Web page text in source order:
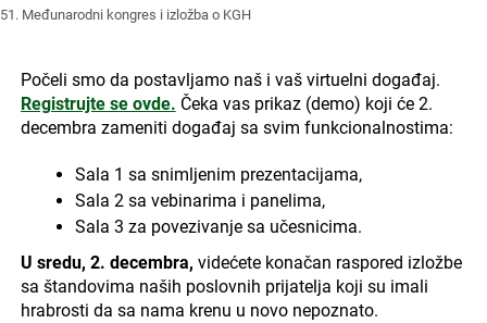
51. Međunarodni kongres i izložba o KGH
Počeli smo da postavljamo naš i vaš virtuelni događaj.
Registrujte se ovde. Čeka vas prikaz (demo) koji će 2.
decembra zameniti događaj sa svim funkcionalnostima:
Sala 1 sa snimljenim prezentacijama,
Sala 2 sa vebinarima i panelima,
Sala 3 za povezivanje sa učesnicima.
U sredu, 2. decembra, videćete konačan raspored izložbe
sa štandovima naših poslovnih prijatelja koji su imali
hrabrosti da sa nama krenu u novo nepoznato.